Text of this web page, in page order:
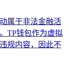
属于非法金融活
TP钱包作为虚拟
规内容，因此不